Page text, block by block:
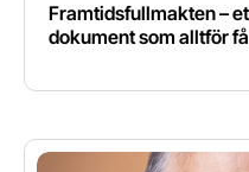
Framtidsfullmakten –
dokument som alltför